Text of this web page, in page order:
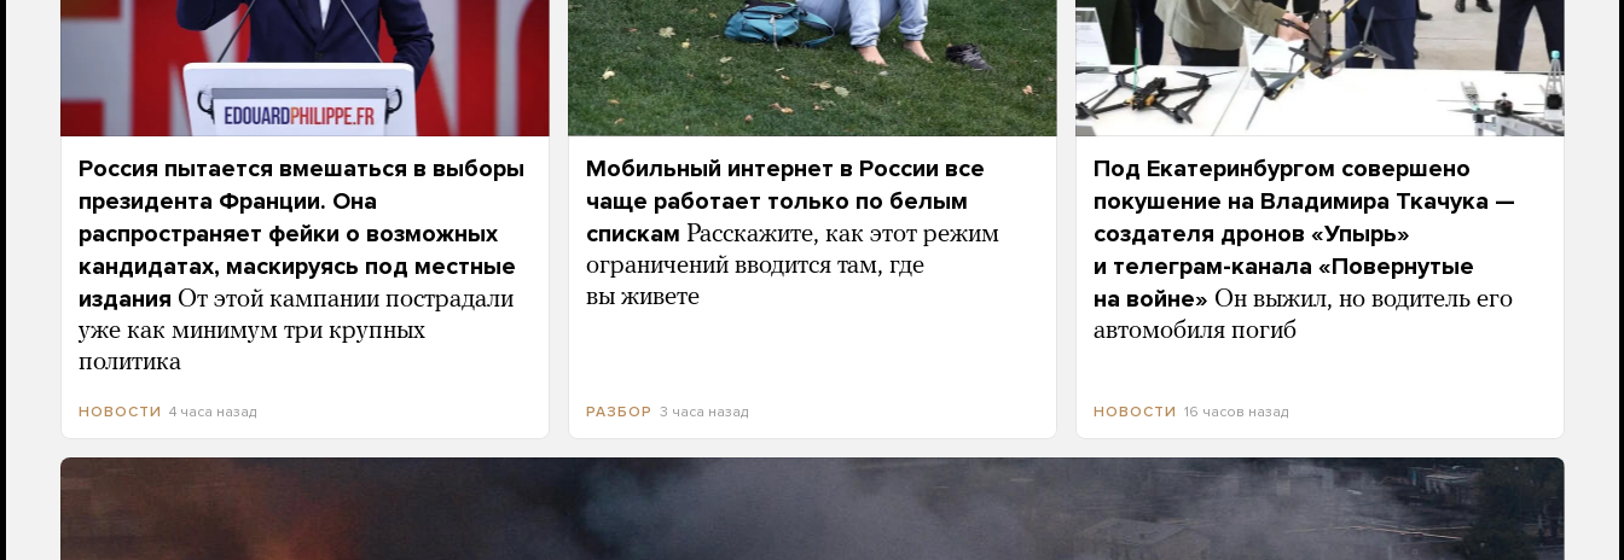
Россия пытается вмешаться в выборы
президента Франции. Она
распространяет фейки о возможных
кандидатах, маскируясь под местные
издания От этой кампании пострадали
уже как минимум три крупных
политика
НОВОСТИ 4 часа назад
Мобильный интернет в России все
чаще работает только по белым
спискам Расскажите, как этот режим
ограничений вводится там, где
вы живете
РАЗБОР 3 часа назад
Под Екатеринбургом совершено
покушение на Владимира Ткачука —
создателя дронов «Упырь»
и телеграм-канала «Повернутые
на войне» Он выжил, но водитель его
автомобиля погиб
НОВОСТИ 16 часов назад